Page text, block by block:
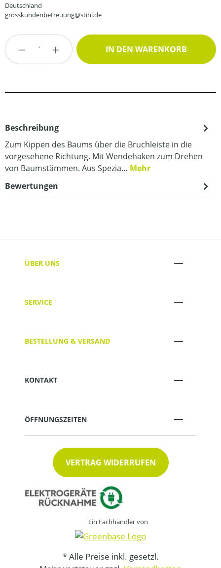
Deutschland
grosskundenbetreuung@stihl.de
Produkt Anzahl: Gib den gewünschten
IN DEN WARENKORB
Beschreibung
Zum Kippen des Baums über die Bruchleiste in die
vorgesehene Richtung. Mit Wendehaken zum Drehen
von Baumstämmen. Aus Spezia… Mehr
Bewertungen
ÜBER UNS
SERVICE
BESTELLUNG & VERSAND
KONTAKT
ÖFFNUNGSZEITEN
VERTRAG WIDERRUFEN
Ein Fachhändler von
* Alle Preise inkl. gesetzl.